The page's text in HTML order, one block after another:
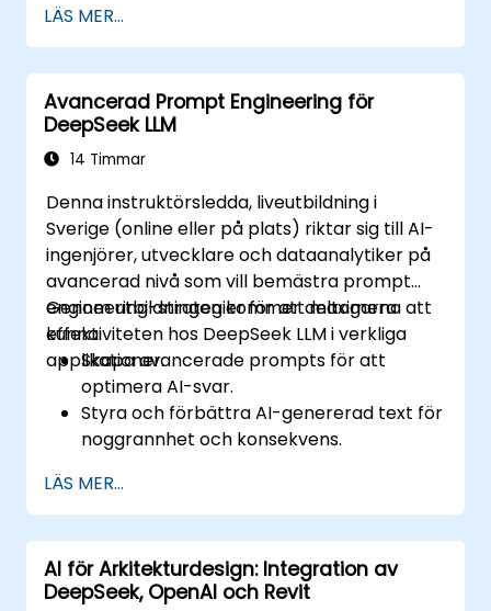
och lokala infrastruktur.
Övervaka, underhålla och skala AI-
lösningar effektivt.
LÄS MER...
Avancerad Prompt Engineering för
DeepSeek LLM
14 Timmar
Denna instruktörsledda, liveutbildning i
Sverige (online eller på plats) riktar sig till AI-
ingenjörer, utvecklare och dataanalytiker på
avancerad nivå som vill bemästra prompt
engineering-strategier för att maximera
effektiviteten hos DeepSeek LLM i verkliga
applikationer.
Genom utbildningen kommer deltagarna att
kunna:
Skapa avancerade prompts för att
optimera AI-svar.
Styra och förbättra AI-genererad text för
noggrannhet och konsekvens.
kontanthantering.
Minska partiskhet och främja etisk AI-
användning inom prompt engineering.
LÄS MER...
AI för Arkitekturdesign: Integration av
DeepSeek, OpenAI och Revit